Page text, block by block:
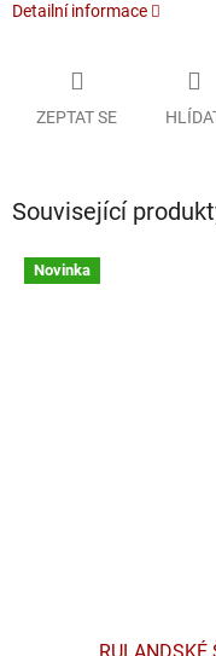
Detailní informace
ZEPTAT SE
Související
Novinka